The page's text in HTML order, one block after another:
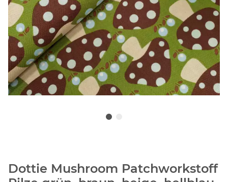
Dottie Mushroom Patchworkstoff